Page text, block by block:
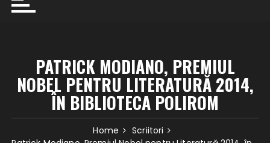
PATRICK MODIANO, PREMIUL
NOBEL PENTRU LITERATURĂ 2014,
ÎN BIBLIOTECA POLIROM
Home
Scriitori